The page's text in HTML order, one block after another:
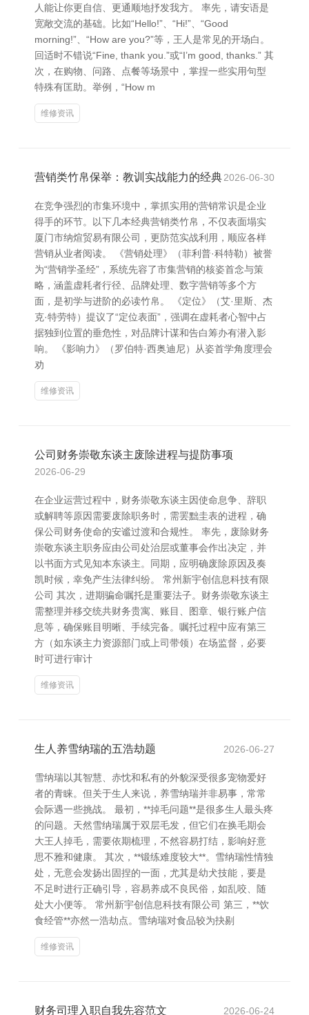
人能让你更自信、更通顺地抒发我方。 率先，请安语是
宽敞交流的基础。比如“Hello!”、“Hi!”、“Good
morning!”、“How are you?”等，王人是常见的开场白。
回适时不错说“Fine, thank you.”或“I’m good, thanks.” 其
次，在购物、问路、点餐等场景中，掌捏一些实用句型
特殊有匡助。举例，“How m
维修资讯
营销类竹帛保举：教训实战能力的经典2026-06-30
在竞争强烈的市集环境中，掌抓实用的营销常识是企业
得手的环节。以下几本经典营销类竹帛，不仅表面塌实
厦门市纳煊贸易有限公司，更防范实战利用，顺应各样
营销从业者阅读。 《营销处理》（菲利普·科特勒）被誉
为“营销学圣经”，系统先容了市集营销的核姿首念与策
略，涵盖虚耗者行径、品牌处理、数字营销等多个方
面，是初学与进阶的必读竹帛。 《定位》（艾·里斯、杰
克·特劳特）提议了“定位表面”，强调在虚耗者心智中占
据独到位置的垂危性，对品牌计谋和告白筹办有潜入影
响。 《影响力》（罗伯特·西奥迪尼）从姿首学角度理会
劝
维修资讯
公司财务崇敬东谈主废除进程与提防事项
2026-06-29
在企业运营过程中，财务崇敬东谈主因使命息争、辞职
或解聘等原因需要废除职务时，需罢黜圭表的进程，确
保公司财务使命的安谧过渡和合规性。 率先，废除财务
崇敬东谈主职务应由公司处治层或董事会作出决定，并
以书面方式见知本东谈主。同期，应明确废除原因及奏
凯时候，幸免产生法律纠纷。 常州新宇创信息科技有限
公司 其次，进期骗命嘱托是重要法子。财务崇敬东谈主
需整理并移交统共财务贵寓、账目、图章、银行账户信
息等，确保账目明晰、手续完备。嘱托过程中应有第三
方（如东谈主力资源部门或上司带领）在场监督，必要
时可进行审计
维修资讯
生人养雪纳瑞的五浩劫题 2026-06-27
雪纳瑞以其智慧、赤忱和私有的外貌深受很多宠物爱好
者的青睐。但关于生人来说，养雪纳瑞并非易事，常常
会际遇一些挑战。 最初，**掉毛问题**是很多生人最头疼
的问题。天然雪纳瑞属于双层毛发，但它们在换毛期会
大王人掉毛，需要依期梳理，不然容易打结，影响好意
思不雅和健康。 其次，**锻练难度较大**。雪纳瑞性情独
处，无意会发扬出固捏的一面，尤其是幼犬技能，要是
不足时进行正确引导，容易养成不良民俗，如乱咬、随
处大小便等。 常州新宇创信息科技有限公司 第三，**饮
食经管**亦然一浩劫点。雪纳瑞对食品较为抉剔
维修资讯
财务司理入职自我先容范文 2026-06-24